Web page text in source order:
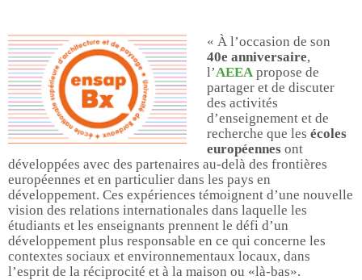
« À l’occasion de son
40e anniversaire,
l’AEEA propose de
partager et de discuter
des activités
d’enseignement et de
recherche que lesécoles
européennes ont
développées avec des partenaires au-delà des frontières
européennes et en particulier dans les pays en
développement. Ces expériences témoignent d’une nouvelle
vision des relations internationales dans laquelle les
étudiants et les enseignants prennent le défi d’un
développement plus responsable en ce qui concerne les
contextes sociaux et environnementaux locaux, dans
l’esprit de la réciprocité et à la maison ou «là-bas».